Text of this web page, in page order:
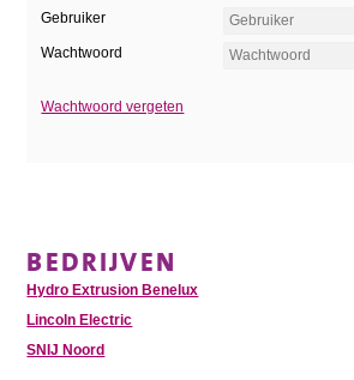
Gebruiker
Wachtwoord
Wachtwoord vergeten
BEDRIJVEN
Hydro Extrusion Benelux
Lincoln Electric
SNIJ Noord